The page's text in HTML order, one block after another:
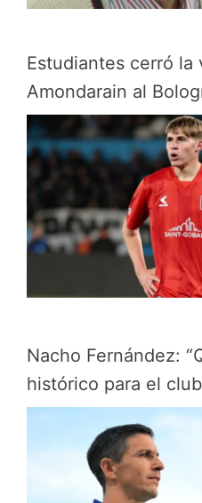
Estudiantes cerró la
Amondarain al
Nacho Fernández:
histórico para el